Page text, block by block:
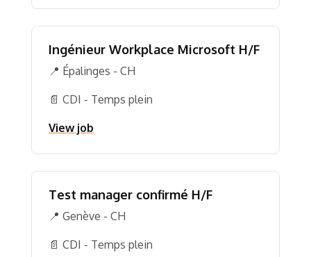
Ingénieur Workplace Microsoft H/F
📍 Épalinges - CH
📄 CDI - Temps plein
View job
Test manager confirmé H/F
📍 Genève - CH
📄 CDI - Temps plein